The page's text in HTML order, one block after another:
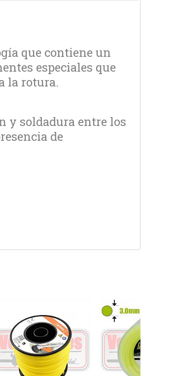
que contiene un
especiales que
la rotura.
y soldadura entre los
de